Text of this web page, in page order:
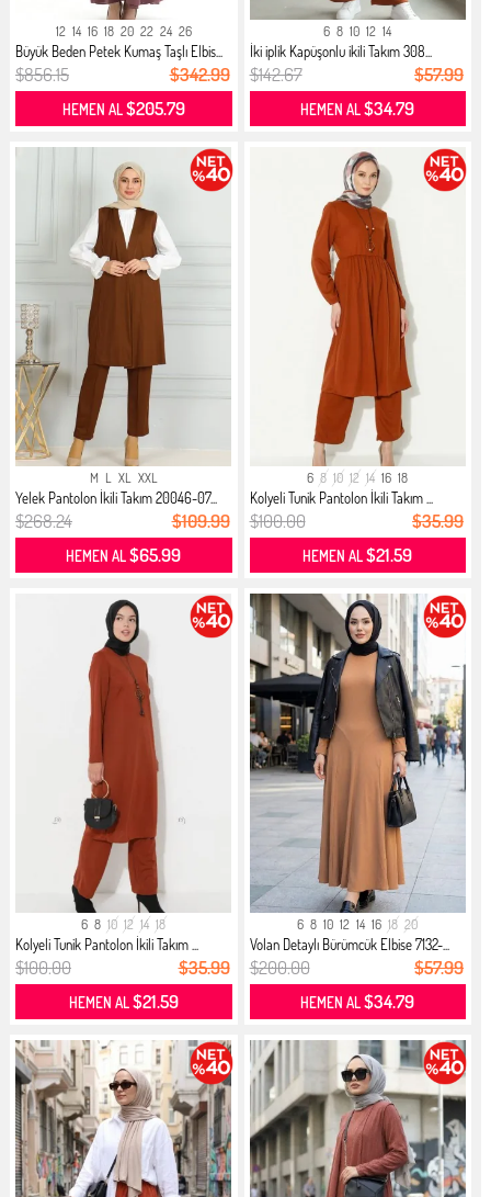
12 14 16 18 20 22 24 26
Büyük Beden Petek Kumaş Taşlı Elbis...
$856.15 $342.99
HEMEN AL$205.79
6 8 10 12 14
İki iplik Kapüşonlu ikili Takım 308...
$142.67 $57.99
HEMEN AL$34.79
M L XL XXL
Yelek Pantolon İkili Takım 20046-07...
$268.24 $109.99
HEMEN AL$65.99
6 8 10 12 14 16 18
Kolyeli Tunik Pantolon İkili Takım ...
$100.00 $35.99
HEMEN AL$21.59
6 8 10 12 14 18
Kolyeli Tunik Pantolon İkili Takım ...
$100.00 $35.99
HEMEN AL$21.59
6 8 10 12 14 16 18 20
Volan Detaylı Bürümcük Elbise 7132-...
$200.00 $57.99
HEMEN AL$34.79